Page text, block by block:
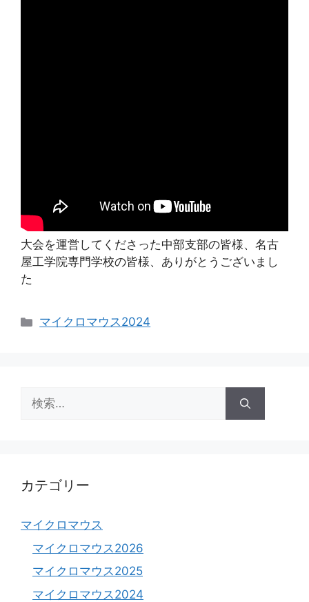
大会を運営してくださった中部支部の皆様、名古
屋工学院専門学校の皆様、ありがとうございまし
た
カ
マイクロマウス2024
索:
カテゴリー
マイクロマウス
マイクロマウス2026
マイクロマウス2025
マイクロマウス2024